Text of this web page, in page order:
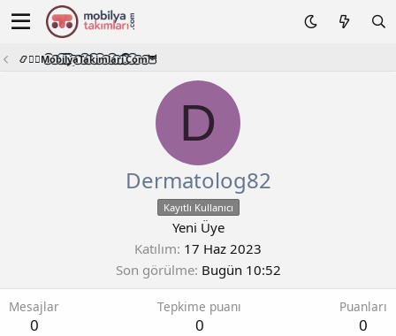
📿🧙‍♂️M͜͡o͜͡b͜͡i͜͡l͜͡y͜͡a͜͡T͜͡a͜͡k͜͡i͜͡m͜͡l͜͡a͜͡r͜͡i͜͡.͜͡C͜͡o͜͡m͜͡🦉
D
Dermatolog82
Kayıtlı Kullanıcı
Yeni Üye
Katılım 17 Haz 2023
Son görülme Bugün 10:52
Mesajlar
0
Tepkime puanı
0
Puanları
0